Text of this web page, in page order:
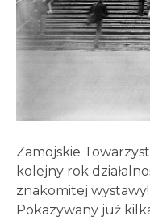
Zamojskie
kolejny rok
znakomitej wystawy!
Pokazywany już